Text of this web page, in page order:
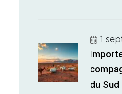
1
du Sud